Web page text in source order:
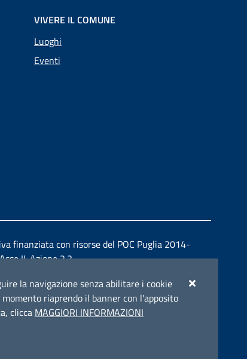
la navigazione senza abilitare i cookie
riaprendo il banner con l'apposito
clicca MAGGIORI INFORMAZIONI
VIVERE IL COMUNE
Luoghi
Eventi
finanziata con risorse del POC Puglia 2014-
II. Azione 2.3.